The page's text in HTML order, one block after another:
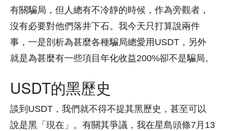
有關騙局，但人總有不冷靜的時候，作為旁觀者，
沒有必要對他們落井下石。我今天只打算說兩件
事，一是剖析為甚麼各種騙局總愛用USDT，另外
就是為甚麼有一些項目年化收益200%卻不是騙局。
USDT的黑歷史
談到USDT，我們就不得不提其黑歷史，甚至可以
說是黑「現在」。有關其爭議，我在星島頭條7月13